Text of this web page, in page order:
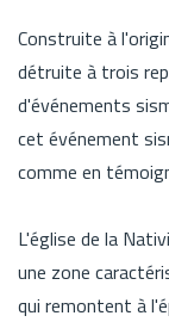
Construite à
détruite à trois
d'événements
cet événement
comme en
L'église de la
une zone
qui remontent à